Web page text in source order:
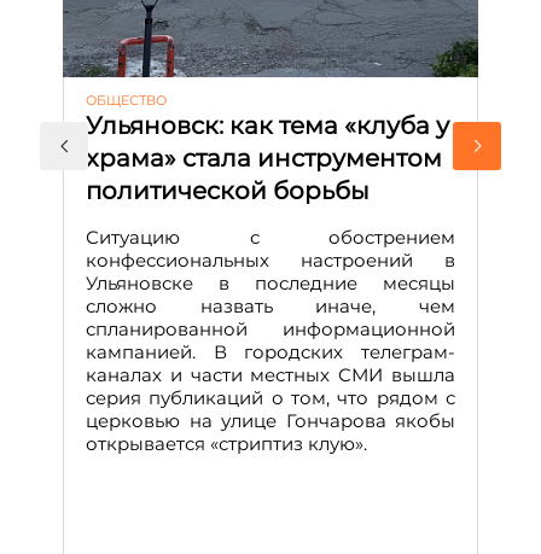
ОБЩЕСТВО
Ульяновск: как тема «клуба у
храма» стала инструментом
политической борьбы
Ситуацию с обострением
конфессиональных настроений в
Ульяновске в последние месяцы
сложно назвать иначе, чем
спланированной информационной
кампанией. В городских телеграм-
каналах и части местных СМИ вышла
серия публикаций о том, что рядом с
церковью на улице Гончарова якобы
открывается «стриптиз клую».